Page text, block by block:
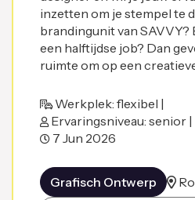
inzetten om je stempel te
brandingunit van SAVVY?
een halftijdse job? Dan
ruimte om op een
Werkplek: flexibel |
Ervaringsniveau: senior |
7 Jun 2026
Grafisch Ontwerp